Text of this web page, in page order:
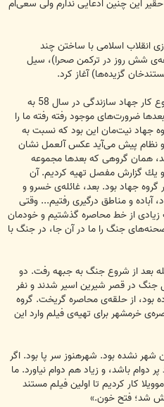
این چنین ادعایی ندارم ولی سعی‌ام
انقلاب اسلامی با ساختن چند
شش روز در تركمن صحرا)، سیل
گزیده‌ها) آغاز كرد.
او در شرح احوالش آورده است: «با شروع كار جهاد سازندگی در سال 58 به
ضرورت‌های موجود رفته رفته ما را
جهاد نیت‌مان این بود كه نسبت به
و نظام پیش می‌آید عكس آلعمل نشان
همان گروهی كه بعدها مجموعه
یك گزارش مفصل تهیه كردیم. آن
گروه جهاد بود. بعد، غائله‌ی خسرو و
آباده و مناطق درگیری رفتیم... وقتی
زیادی از خط محاصره گذشتیم و خودمان
صحنه‌های جنگ را ما در آن جا، در جنگ با
بعد از شروع جنگ به جبهه رفت. دو
جنگ در قصر شیرین اسیر شدند و نفر
بود، از حلقه‌ی محاصره گریخت. گروه
خرمشهر برای تهیه‌ی فیلم وارد این
نشده بود. شهرهنوز سر پا بود. اگر
باشد، و زیاد هم دوام نیاورد. ما
كار كردیم تا اولین فیلم مستند
شد؛ فتح خون.»